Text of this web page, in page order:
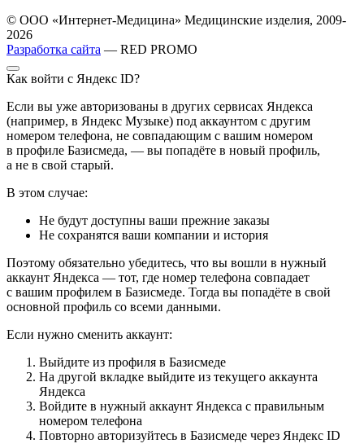
© ООО «Интернет-Медицина» Медицинские изделия, 2009-
2026
Разработка сайта — RED PROMO
Как войти с Яндекс ID?
Если вы уже авторизованы в других сервисах Яндекса
(например, в Яндекс Музыке) под аккаунтом с другим
номером телефона, не совпадающим с вашим номером
в профиле Базисмеда, — вы попадёте в новый профиль,
а не в свой старый.
В этом случае:
Не будут доступны ваши прежние заказы
Не сохранятся ваши компании и история
Поэтому обязательно убедитесь, что вы вошли в нужный
аккаунт Яндекса — тот, где номер телефона совпадает
с вашим профилем в Базисмеде. Тогда вы попадёте в свой
основной профиль со всеми данными.
Если нужно сменить аккаунт:
Выйдите из профиля в Базисмеде
На другой вкладке выйдите из текущего аккаунта
Яндекса
Войдите в нужный аккаунт Яндекса с правильным
номером телефона
Повторно авторизуйтесь в Базисмеде через Яндекс ID